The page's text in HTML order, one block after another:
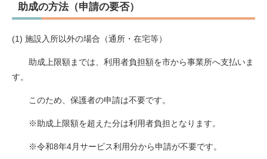
​助成の方法（申請の要否）
(1) 施設入所以外の場合（通所・在宅等）
助成上限額までは、利用者負担額を市から事業所へ支払いま
す。
このため、保護者の申請は不要です。
※助成上限額を超えた分は利用者負担となります。
※令和8年4月サービス利用分から申請が不要です。